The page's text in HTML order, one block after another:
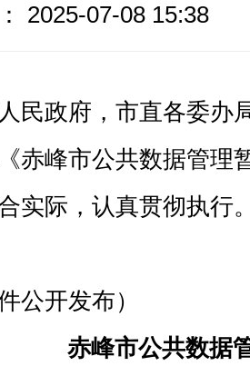
2025-07-08 15:38
民政府，市直各委办
赤峰市公共数据管理
实际，认真贯彻执行
件公开发布）
赤峰市公共数据